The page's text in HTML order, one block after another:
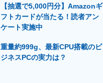
建設×テクノロジーの最前線
【抽選で5,000円分】Amazonギ
フトカードが当たる！読者アン
ケート実施中
重量約999g、最新CPU搭載のビ
ジネスPCの実力は？